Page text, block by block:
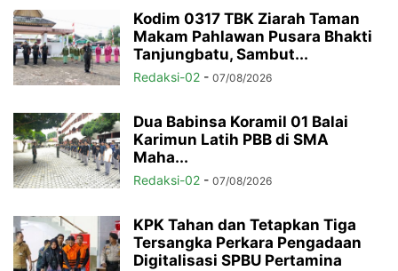
Kodim 0317 TBK Ziarah Taman
Makam Pahlawan Pusara Bhakti
Tanjungbatu, Sambut...
Redaksi-02 - 07/08/2026
Dua Babinsa Koramil 01 Balai
Karimun Latih PBB di SMA
Maha...
Redaksi-02 - 07/08/2026
KPK Tahan dan Tetapkan Tiga
Tersangka Perkara Pengadaan
Digitalisasi SPBU Pertamina